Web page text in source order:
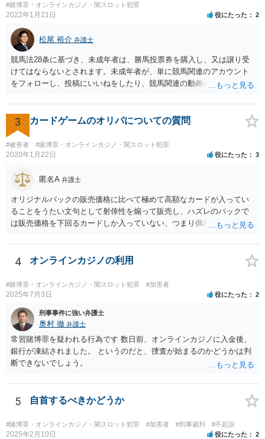
#賭博罪・オンラインカジノ・闇スロット犯罪
2022年1月21日 役にたった 2
松尾 裕介 弁護士
競馬法28条に基づき、未成年者は、勝馬投票券を購入し、又は譲り受
けてはならないとされます。未成年者が、単に競馬関連のアカウント
をフォローし、投稿にいいねをしたり、競馬関連の動画のチャンネル
3 カードゲームのオリパについての質問
#被害者 #賭博罪・オンラインカジノ・闇スロット犯罪
2020年1月22日 役にたった 3
匿名A 弁護士
オリジナルパックの販売価格に比べて極めて高額なカードが入ってい
ることをうたい文句として射倖性を煽って販売し、ハズレのパックで
は販売価格を下回るカードしか入っていない、つまり偶然によってあ
能性はあると考えられます。警察が見過ごせない規模になった途端に
販売元を摘発、ということもあり得るでしょう。他方で、数回買って
見た程度の買主は（よほど大量に購入し、売主とつるんで話題作りを
しているユーチューバーなどを除けば）摘発はされないと思われま
す。また、福袋のように購入価格と同程度以上の品物が必ず入ってい
ると信じていたのであれば、賭博の故意はなく犯罪にはあたらないで
しょう。 この点、例えば木曽崇さんが賭博にあたる可能性を指摘して
いますが、その内容は正当だと思います。
4 オンラインカジノの利用
#賭博罪・オンラインカジノ・闇スロット犯罪 #加害者
2025年7月3日 役にたった 2
刑事事件に強い弁護士
奥村 徹 弁護士
常習賭博罪を疑われる行為です 数日前、オンラインカジノに入金後、
銀行が凍結されました。 というのだと、捜査が始まるのかどうかは判
断できないでしょう。
5 自首するべきかどうか
#賭博罪・オンラインカジノ・闇スロット犯罪 #加害者 #刑事裁判 #不起訴
2025年2月10日 役にたった 2